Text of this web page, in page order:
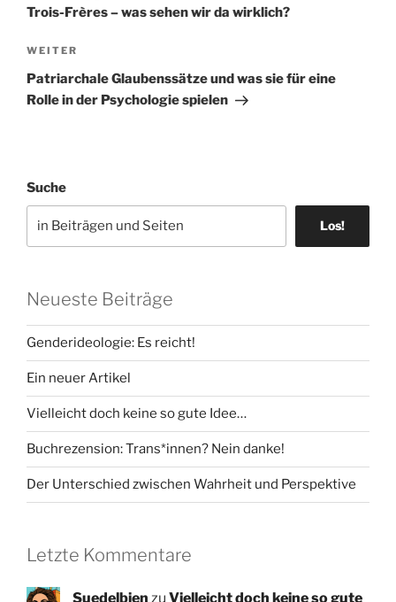
Trois-Frères – was sehen wir da wirklich?
Nächster
Beitrag
WEITER
Patriarchale Glaubenssätze und was sie für eine
Rolle in der Psychologie spielen
Suche
Los!
Neueste Beiträge
Genderideologie: Es reicht!
Ein neuer Artikel
Vielleicht doch keine so gute Idee…
Buchrezension: Trans*innen? Nein danke!
Der Unterschied zwischen Wahrheit und Perspektive
Letzte Kommentare
Suedelbien zu Vielleicht doch keine so gute